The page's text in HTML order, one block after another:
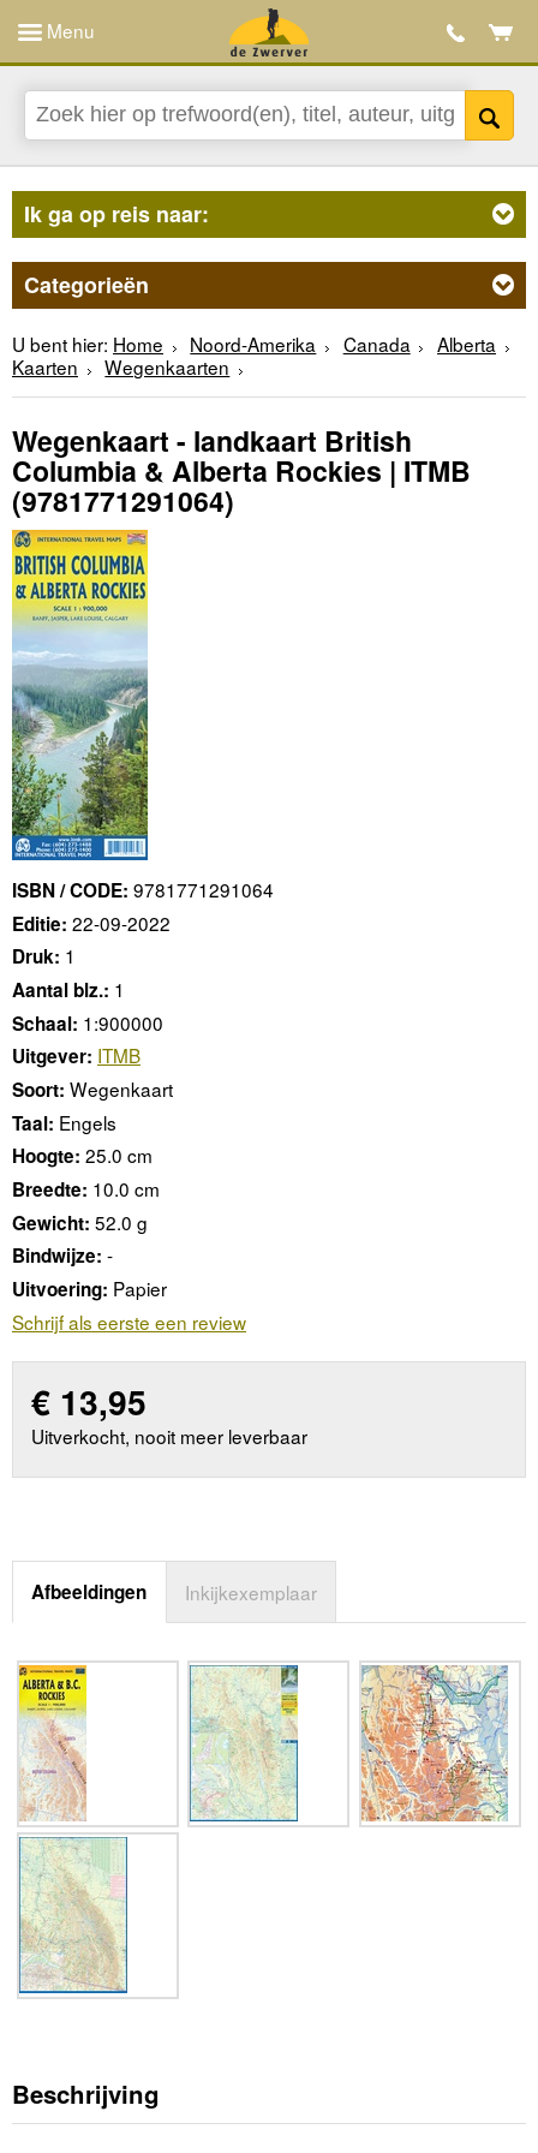
Menu
Ik ga op reis naar:
Categorieën
U bent hier: Home Noord-Amerika Canada
Alberta
Kaarten
Wegenkaarten
Wegenkaart - landkaart British
Columbia & Alberta Rockies | ITMB
(9781771291064)
ISBN / CODE: 9781771291064
Editie: 22-09-2022
Druk: 1
Aantal blz.: 1
Schaal: 1:900000
Uitgever: ITMB
Soort: Wegenkaart
Taal: Engels
Hoogte: 25.0 cm
Breedte: 10.0 cm
Gewicht: 52.0 g
Bindwijze: -
Uitvoering: Papier
Schrijf als eerste een review
€ 13,95
Uitverkocht, nooit meer leverbaar
Afbeeldingen Inkijkexemplaar
Beschrijving